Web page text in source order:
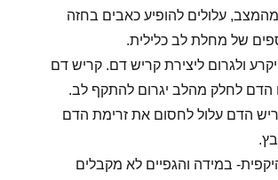
עלולים להופיע כאבים בחזה
של מחלת לב כלילית.
ולגרום ליצירת קריש דם. קריש דם
לחלק מהלב יגרום להתקף לב.
הדם עלול לחסום את זרימת הדם
במידה והגפיים לא מקבלים